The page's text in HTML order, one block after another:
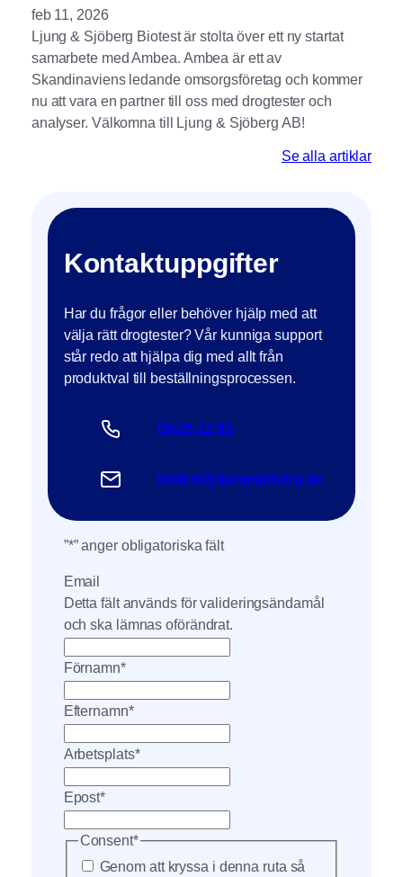
feb 11, 2026
Ljung & Sjöberg Biotest är stolta över ett ny startat
samarbete med Ambea. Ambea är ett av
Skandinaviens ledande omsorgsföretag och kommer
nu att vara en partner till oss med drogtester och
analyser. Välkomna till Ljung & Sjöberg AB!
Se alla artiklar
Kontaktuppgifter
Har du frågor eller behöver hjälp med att
välja rätt drogtester? Vår kunniga support
står redo att hjälpa dig med allt från
produktval till beställningsprocessen.
08-26 12 85
biotest@ljungsjoberg.se
”*” anger obligatoriska fält
Email
Detta fält används för valideringsändamål
och ska lämnas oförändrat.
Förnamn*
Efternamn*
Arbetsplats*
Epost*
Consent*
Genom att kryssa i denna ruta så